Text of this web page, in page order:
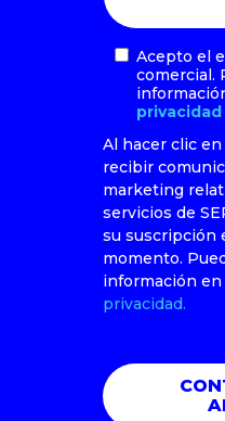
Acepto el
comercial.
privacidad
Al hacer clic
recibir
marketing
servicios de
su suscripción
momento.
información en
privacidad.